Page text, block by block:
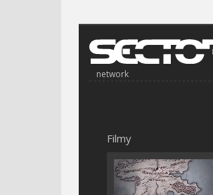
network
Filmy